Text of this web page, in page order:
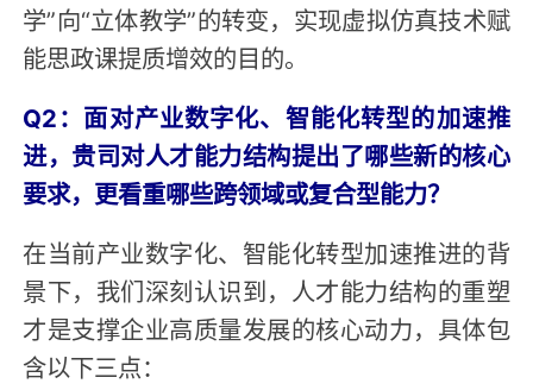
学”向“立体教学”的转变，实现虚拟仿真技术赋
能思政课提质增效的目的。
Q2：面对产业数字化、智能化转型的加速推
进，贵司对人才能力结构提出了哪些新的核心
要求，更看重哪些跨领域或复合型能力？
在当前产业数字化、智能化转型加速推进的背
景下，我们深刻认识到，人才能力结构的重塑
才是支撑企业高质量发展的核心动力，具体包
含以下三点：